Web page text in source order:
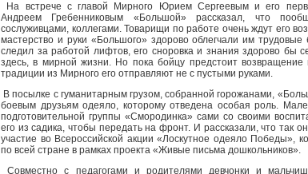
На встрече с главой Мирного Юрием Сергеевым и его
Андреем Гребенниковым «Большой» рассказал, что
сослуживцами, коллегами. Товарищи по работе очень ждут его
мастерство и руки «Большого» здорово облегчали им
следил за работой лифтов, его сноровка и знания здорово бы
здесь, в мирной жизни. Но пока бойцу предстоит
традиции из Мирного его отправляют не с пустыми руками.
В посылке с гуманитарным грузом, собранной горожанами,
боевым друзьям одеяло, которому отведена особая роль.
подготовительной группы «Смородинка» сами со своими
его из садика, чтобы передать на фронт. И рассказали, что так
участие во Всероссийской акции «Лоскутное одеяло Победы»,
по всей стране в рамках проекта «Живые письма дошкольников».
Совместно с педагогами и родителями девчонки и